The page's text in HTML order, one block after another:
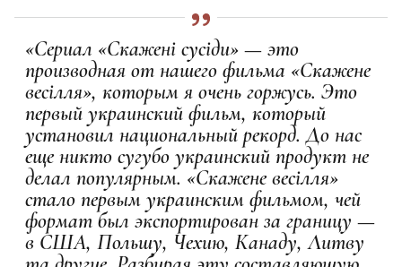
«Сериал «Скажені сусіди» — это
производная от нашего фильма «Скажене
весілля», которым я очень горжусь. Это
первый украинский фильм, который
установил национальный рекорд. До нас
еще никто сугубо украинский продукт не
делал популярным. «Скажене весілля»
стало первым украинским фильмом, чей
формат был экспортирован за границу —
в США, Польшу, Чехию, Канаду, Литву